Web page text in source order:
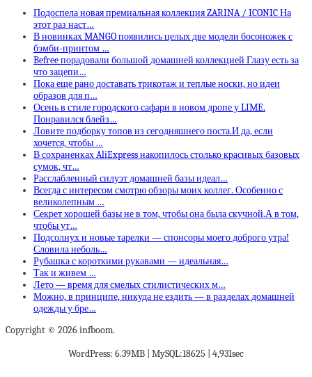
Подоспела новая премиальная коллекция ZARINA / ICONIC На
этот раз наст…
В новинках MANGO появились целых две модели босоножек с
бэмби-принтом …
Befree порадовали большой домашней коллекцией Глазу есть за
что зацепи…
Пока еще рано доставать трикотаж и теплые носки, но идеи
образов для п…
Осень в стиле городского сафари в новом дропе у LIME.
Понравился блейз…
Ловите подборку топов из сегодняшнего поста.И да, если
хочется, чтобы …
В сохраненках AliExpress накопилось столько красивых базовых
сумок, чт…
Расслабленный силуэт домашней базы идеал…
Всегда с интересом смотрю обзоры моих коллег. Особенно с
великолепным …
Секрет хорошей базы не в том, чтобы она была скучной.А в том,
чтобы ут…
Подсолнух и новые тарелки — спонсоры моего доброго утра!
Словила неболь…
Рубашка с короткими рукавами — идеальная…
Так и живем …
Лето — время для смелых стилистических м…
Можно, в принципе, никуда не ездить — в разделах домашней
одежды у бре…
Copyright © 2026 infboom.
WordPress: 6.39MB | MySQL:18625 | 4,931sec